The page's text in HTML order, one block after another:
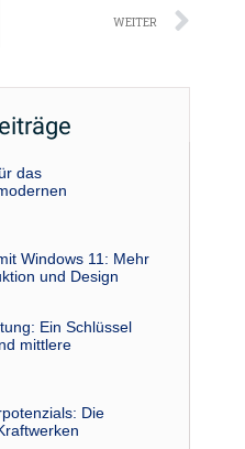
WEITER
das
Windows 11: Mehr
und Design
Ein Schlüssel
mittlere
Die